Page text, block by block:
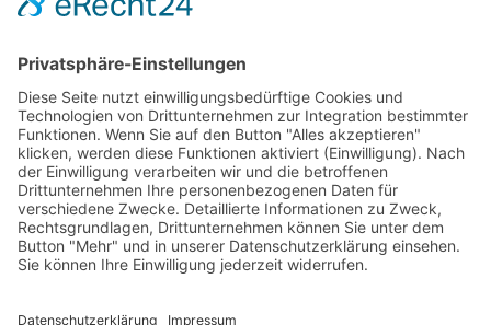
Das Projekt zur Implementierung der Einheitlichen
Ansprechstellen für Arbeitgeber gemäß § 185a SGB IX in
Hessen wird gefördert aus Mitteln des LWV Hessen
Integrationsamtes. Das Projekt wird unter Einbindung
des Hessischen Ministeriums für Arbeit, Integration,
Jugend und Soziales von der Forschungsstelle des
Bildungswerks der Hessischen Wirtschaft e. V.
durchgeführt.